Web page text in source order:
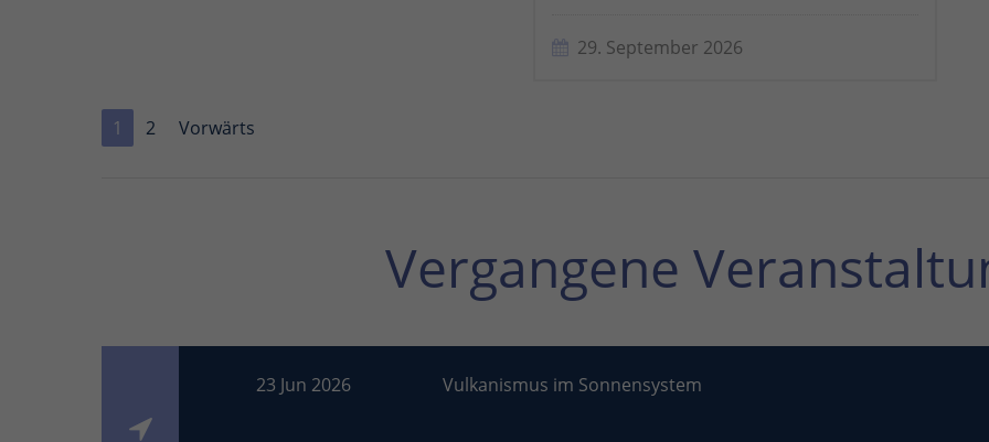
29. September 2026
1 2 Vorwärts
Vergangene
23 Jun 2026 Vulkanismus im Sonnensystem